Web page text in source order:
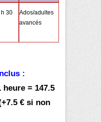
h 30
Ados/adultes
avancés
:
heure = 147.5
€ si non